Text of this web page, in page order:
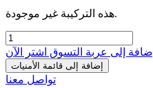
هذه التركيبة غير موجودة.
إضافة إلى عربة التسوق اشترِ الآن
إضافة إلى قائمة الأمنيات
تواصل معنا